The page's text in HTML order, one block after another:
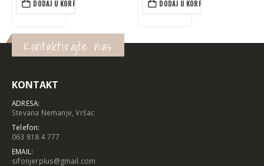
DODAJ U KORPU
Kontaktirajte nas
KONTAKT
ADRESA:
Stevana Nemanje, Vršac
Telefon:
063 818 4 777
EMAIL:
sifonjerplus@gmail.com